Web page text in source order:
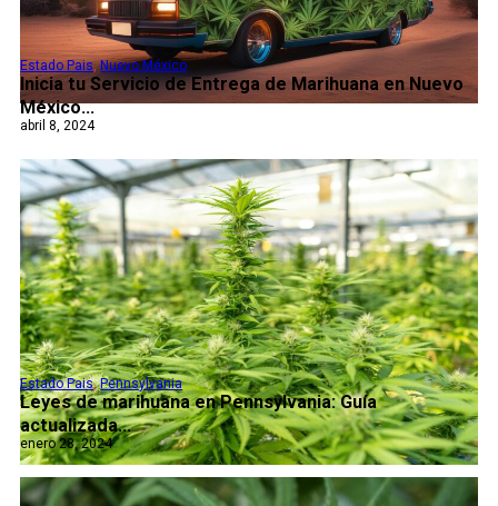
Inicia tu Servicio de Entrega de Marihuana en Nuevo
México...
Estado Pais,Nuevo México
abril 8, 2024
Leyes de marihuana en Pennsylvania: Guía
actualizada...
Estado Pais,Pennsylvania
enero 28, 2024